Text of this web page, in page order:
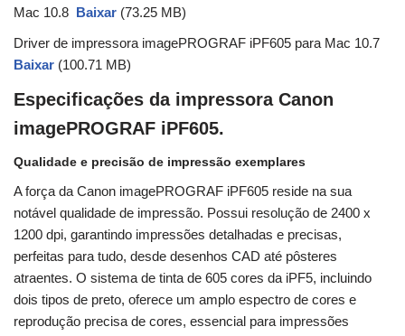
Mac 10.8 Baixar (73.25 MB)
Driver de impressora imagePROGRAF iPF605 para Mac 10.7
Baixar (100.71 MB)
Especificações da impressora Canon
imagePROGRAF iPF605.
Qualidade e precisão de impressão exemplares
A força da Canon imagePROGRAF iPF605 reside na sua
notável qualidade de impressão. Possui resolução de 2400 x
1200 dpi, garantindo impressões detalhadas e precisas,
perfeitas para tudo, desde desenhos CAD até pôsteres
atraentes. O sistema de tinta de 605 cores da iPF5, incluindo
dois tipos de preto, oferece um amplo espectro de cores e
reprodução precisa de cores, essencial para impressões